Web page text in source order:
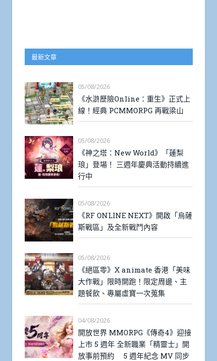
最新文章
05/08/2026
《水滸歷險Online：重生》正式上
線！經典 PCMMORPG 再戰梁山
05/08/2026
《神之塔：New World》「蓮梨
琅」登場！ 三週年慶典活動持續進
行中
05/08/2026
《RF ONLINE NEXT》開啟「烏薩
斯戰區」及全新戰鬥內容
05/08/2026
《絕區零》X animate 香港「美味
大作戰」限時開跑！限定周邊、主
題餐飲、專屬虛寶一次蒐集
04/08/2026
開放世界 MMORPG《傳奇4》迎接
上市 5 週年 全新職業「精靈士」開
放事前預約 5 週年紀念 MV 同步